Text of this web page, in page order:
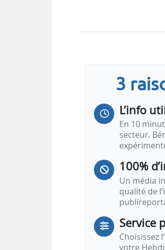
comptes ou
équivalent
Dans le cadre de
3
L’info
En 10
secteur.
100%
Un média
qualité de
Service
Choisissez
votre